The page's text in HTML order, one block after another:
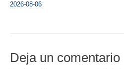
2026-08-06
Deja un comentario